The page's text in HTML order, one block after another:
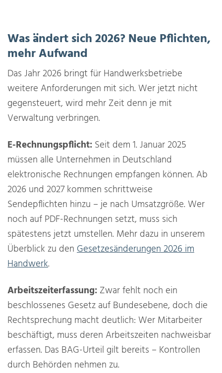
Was ändert sich 2026? Neue Pflichten,
mehr Aufwand
Das Jahr 2026 bringt für Handwerksbetriebe
weitere Anforderungen mit sich. Wer jetzt nicht
gegensteuert, wird mehr Zeit denn je mit
Verwaltung verbringen.
E-Rechnungspflicht: Seit dem 1. Januar 2025
müssen alle Unternehmen in Deutschland
elektronische Rechnungen empfangen können. Ab
2026 und 2027 kommen schrittweise
Sendepflichten hinzu – je nach Umsatzgröße. Wer
noch auf PDF-Rechnungen setzt, muss sich
spätestens jetzt umstellen. Mehr dazu in unserem
Überblick zu den Gesetzesänderungen 2026 im
Handwerk.
Arbeitszeiterfassung: Zwar fehlt noch ein
beschlossenes Gesetz auf Bundesebene, doch die
Rechtsprechung macht deutlich: Wer Mitarbeiter
beschäftigt, muss deren Arbeitszeiten nachweisbar
erfassen. Das BAG-Urteil gilt bereits – Kontrollen
durch Behörden nehmen zu.